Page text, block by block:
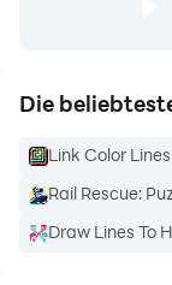
Die
Link Color Lines
Rail Rescue:
Draw Lines To